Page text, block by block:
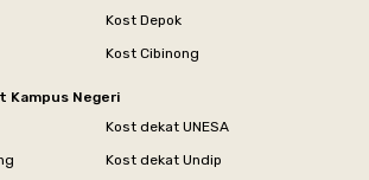
Kost Depok
Kost Cibinong
Kampus Negeri
Kost dekat UNESA
Kost dekat Undip